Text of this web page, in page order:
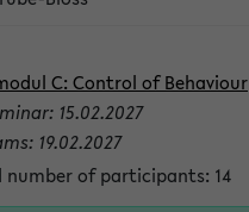
C: Control of Behaviour
15.02.2027
19.02.2027
number of participants: 14